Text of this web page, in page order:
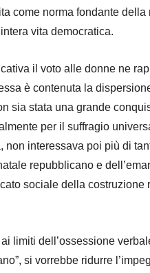
come norma fondante
vita democratica.
il voto alle donne ne
è contenuta la
sia stata una grande
per il suffragio
non interessava poi più di
repubblicano e
sociale della
limiti dell’ossessione
si vorrebbe ridurre